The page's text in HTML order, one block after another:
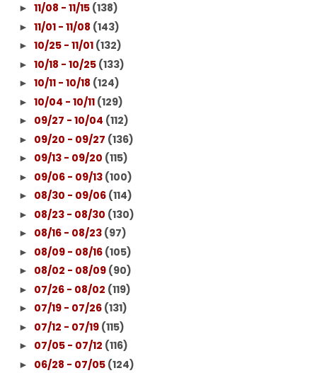
► 11/08 - 11/15 (138)
► 11/01 - 11/08 (143)
► 10/25 - 11/01 (132)
► 10/18 - 10/25 (133)
► 10/11 - 10/18 (124)
► 10/04 - 10/11 (129)
► 09/27 - 10/04 (112)
► 09/20 - 09/27 (136)
► 09/13 - 09/20 (115)
► 09/06 - 09/13 (100)
► 08/30 - 09/06 (114)
► 08/23 - 08/30 (130)
► 08/16 - 08/23 (97)
► 08/09 - 08/16 (105)
► 08/02 - 08/09 (90)
► 07/26 - 08/02 (119)
► 07/19 - 07/26 (131)
► 07/12 - 07/19 (115)
► 07/05 - 07/12 (116)
► 06/28 - 07/05 (124)